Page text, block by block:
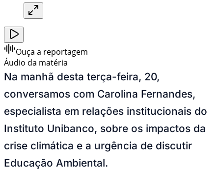
Ouça a reportagem
Áudio da matéria
Na manhã desta terça-feira, 20,
conversamos com Carolina Fernandes,
especialista em relações institucionais do
Instituto Unibanco, sobre os impactos da
crise climática e a urgência de discutir
Educação Ambiental.